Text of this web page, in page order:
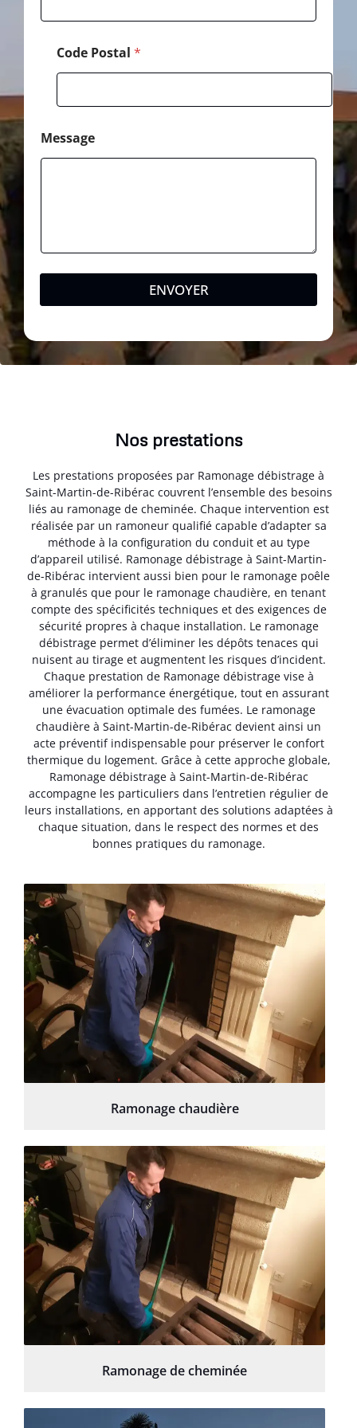
Code Postal *
Message
ENVOYER
Nos prestations
Les prestations proposées par Ramonage débistrage à
Saint-Martin-de-Ribérac couvrent l’ensemble des besoins
liés au ramonage de cheminée. Chaque intervention est
réalisée par un ramoneur qualifié capable d’adapter sa
méthode à la configuration du conduit et au type
d’appareil utilisé. Ramonage débistrage à Saint-Martin-
de-Ribérac intervient aussi bien pour le ramonage poêle
à granulés que pour le ramonage chaudière, en tenant
compte des spécificités techniques et des exigences de
sécurité propres à chaque installation. Le ramonage
débistrage permet d’éliminer les dépôts tenaces qui
nuisent au tirage et augmentent les risques d’incident.
Chaque prestation de Ramonage débistrage vise à
améliorer la performance énergétique, tout en assurant
une évacuation optimale des fumées. Le ramonage
chaudière à Saint-Martin-de-Ribérac devient ainsi un
acte préventif indispensable pour préserver le confort
thermique du logement. Grâce à cette approche globale,
Ramonage débistrage à Saint-Martin-de-Ribérac
accompagne les particuliers dans l’entretien régulier de
leurs installations, en apportant des solutions adaptées à
chaque situation, dans le respect des normes et des
bonnes pratiques du ramonage.
Ramonage chaudière
Ramonage de cheminée